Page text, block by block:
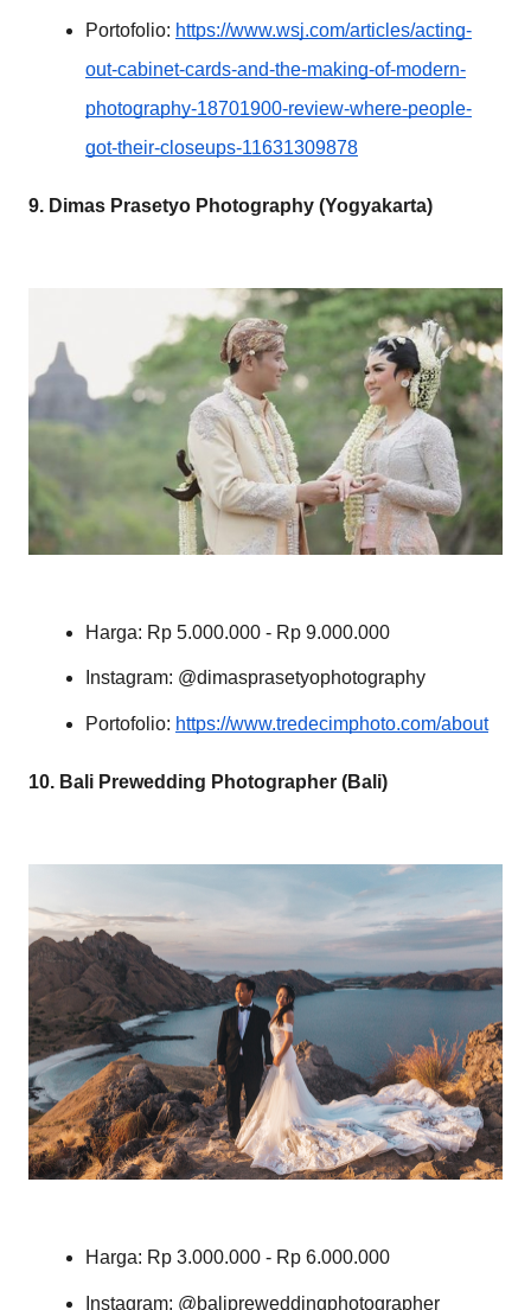
Portofolio: https://www.wsj.com/articles/acting-
out-cabinet-cards-and-the-making-of-modern-
photography-18701900-review-where-people-
got-their-closeups-11631309878
9. Dimas Prasetyo Photography (Yogyakarta)
Harga: Rp 5.000.000 - Rp 9.000.000
Instagram: @dimasprasetyophotography
Portofolio: https://www.tredecimphoto.com/about
10. Bali Prewedding Photographer (Bali)
Harga: Rp 3.000.000 - Rp 6.000.000
Instagram: @balipreweddingphotographer